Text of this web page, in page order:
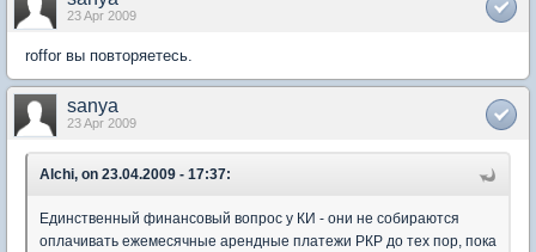
23 Apr 2009
roffor вы повторяетесь.
sanya
23 Apr 2009
Alchi, on 23.04.2009 - 17:37:
Единственный финансовый вопрос у КИ - они не собираются
оплачивать ежемесячные арендные платежи РКР до тех пор, пока